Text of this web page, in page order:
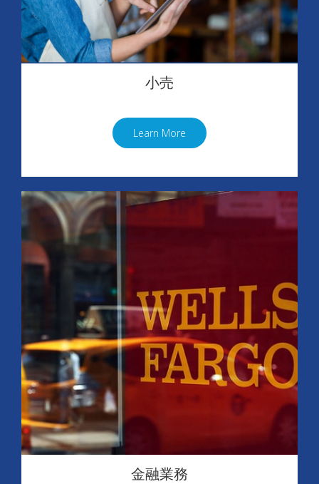
小売
Learn More
金融業務